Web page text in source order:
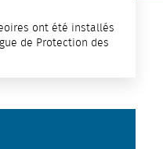
ont été installés
de Protection des